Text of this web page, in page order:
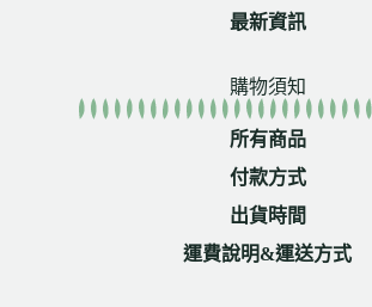
最新資訊
購物須知
所有商品
付款方式
出貨時間
運費說明&運送方式